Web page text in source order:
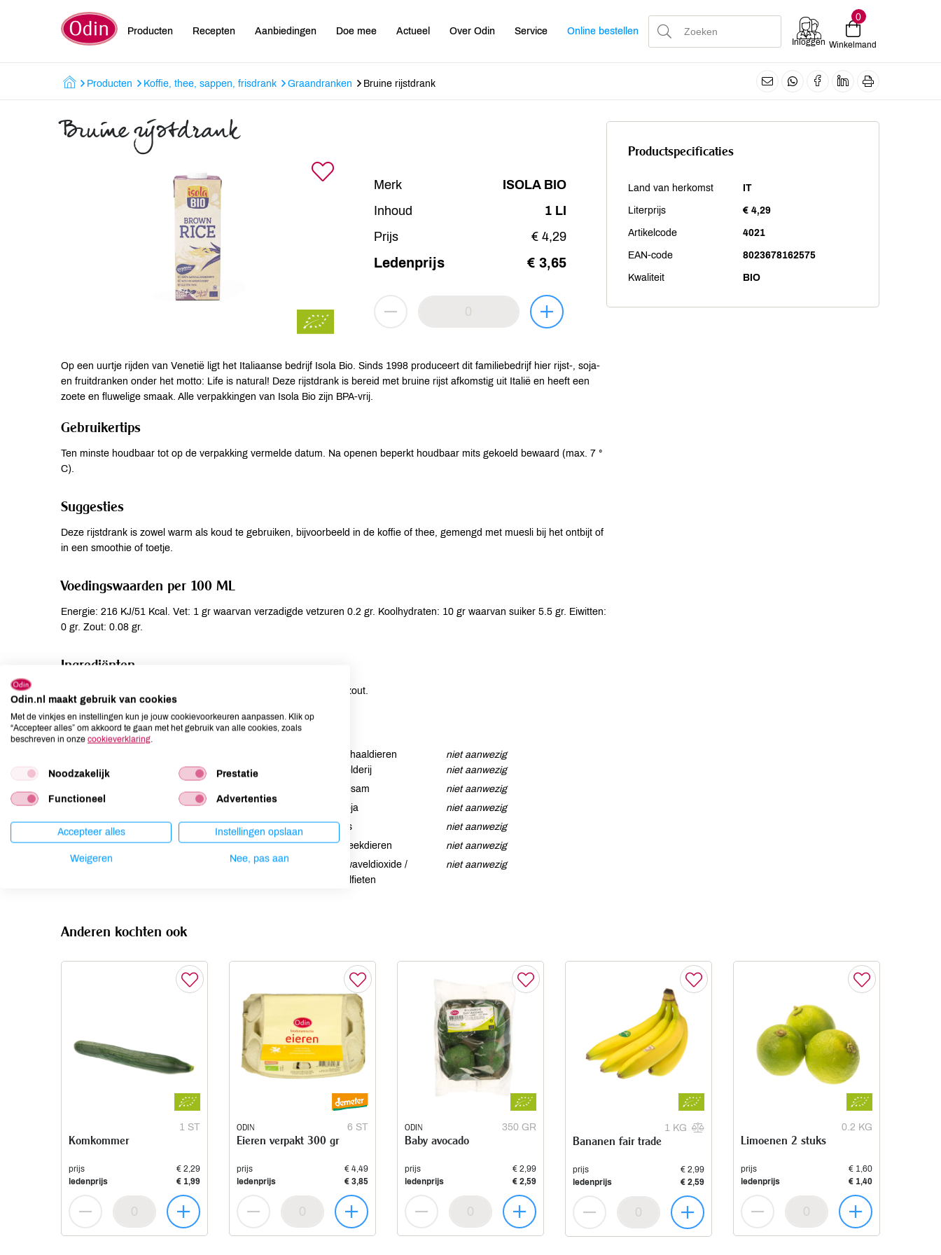
Producten Recepten Aanbiedingen Doe mee Actueel Over Odin Service Online bestellen
Inloggen
0
Winkelmand
Producten Koffie, thee, sappen, frisdrank Graandranken Bruine rijstdrank
Bruine rijstdrank
Merk
ISOLA BIO
Inhoud
1 LI
Prijs
€ 4,29
Ledenprijs € 3,65
Op een uurtje rijden van Venetië ligt het Italiaanse bedrijf Isola Bio. Sinds 1998 produceert dit familiebedrijf hier rijst-, soja-
en fruitdranken onder het motto: Life is natural! Deze rijstdrank is bereid met bruine rijst afkomstig uit Italië en heeft een
zoete en fluwelige smaak. Alle verpakkingen van Isola Bio zijn BPA-vrij.
Gebruikertips
Ten minste houdbaar tot op de verpakking vermelde datum. Na openen beperkt houdbaar mits gekoeld bewaard (max. 7 °
C).
Suggesties
Deze rijstdrank is zowel warm als koud te gebruiken, bijvoorbeeld in de koffie of thee, gemengd met muesli bij het ontbijt of
in een smoothie of toetje.
Voedingswaarden per 100 ML
Energie: 216 KJ/51 Kcal. Vet: 1 gr waarvan verzadigde vetzuren 0.2 gr. Koolhydraten: 10 gr waarvan suiker 5.5 gr. Eiwitten:
0 gr. Zout: 0.08 gr.
Ingrediënten
Water, bruine rijst* (17%), koudgeperste zonnebloemolie* en zeezout.
Allergenen
Ei
niet aanwezig
Gluten
niet aanwezig
Lupine
niet aanwezig
Schaaldieren
niet aanwezig
Selderij
niet aanwezig
Sesam
niet aanwezig
Soja
niet aanwezig
Vis
niet aanwezig
Weekdieren
niet aanwezig
Zwaveldioxide /
sulfieten
niet aanwezig
Productspecificaties
Land van herkomst IT
Literprijs € 4,29
Artikelcode 4021
EAN-code 8023678162575
Kwaliteit BIO
Anderen kochten ook
1 ST
Komkommer
prijs
€ 2,29
ledenprijs
€ 1,99
ODIN 6 ST
Eieren verpakt 300 gr
prijs
€ 4,49
ledenprijs
€ 3,85
ODIN 350 GR
Baby avocado
prijs
€ 2,99
ledenprijs
€ 2,59
1 KG
Bananen fair trade
prijs
€ 2,99
ledenprijs
€ 2,59
0.2 KG
Limoenen 2 stuks
prijs
€ 1,60
ledenprijs
€ 1,40
Odin.nl maakt gebruik van cookies
Met de vinkjes en instellingen kun je jouw cookievoorkeuren aanpassen. Klik op
“Accepteer alles” om akkoord te gaan met het gebruik van alle cookies, zoals
beschreven in onze cookieverklaring.
Noodzakelijk Prestatie
Functioneel Advertenties
Accepteer alles Instellingen opslaan
Weigeren Nee, pas aan